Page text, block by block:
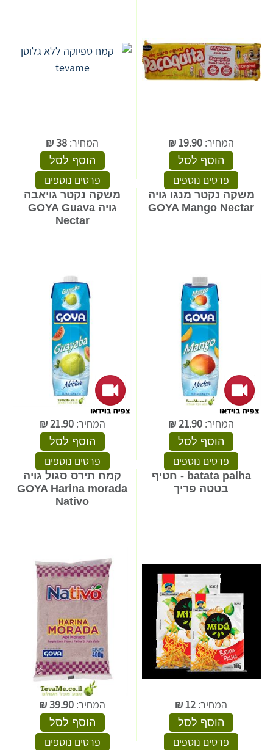
המחיר: 19.90
₪
הוסף לסל
פרטים נוספים
המחיר: 38
₪
הוסף לסל
פרטים נוספים
משקה נקטר מנגו גויה
GOYA Mango Nectar
המחיר: 21.90
₪
הוסף לסל
פרטים נוספים
משקה נקטר גויאבה
גויה GOYA Guava
Nectar
המחיר:21.90
₪
הוסף לסל
פרטים נוספים
batata palha - חטיף
בטטה פריך
המחיר: 12
₪
הוסף לסל
פרטים נוספים
קמח תירס סגול גויה
GOYA Harina morada
Nativo
המחיר: 39.90
₪
הוסף לסל
פרטים נוספים